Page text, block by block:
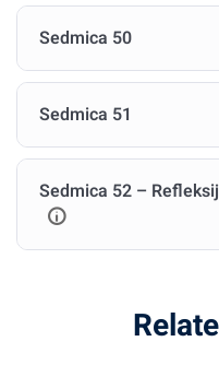
Sedmica 50
Sedmica 51
Sedmica 52 –